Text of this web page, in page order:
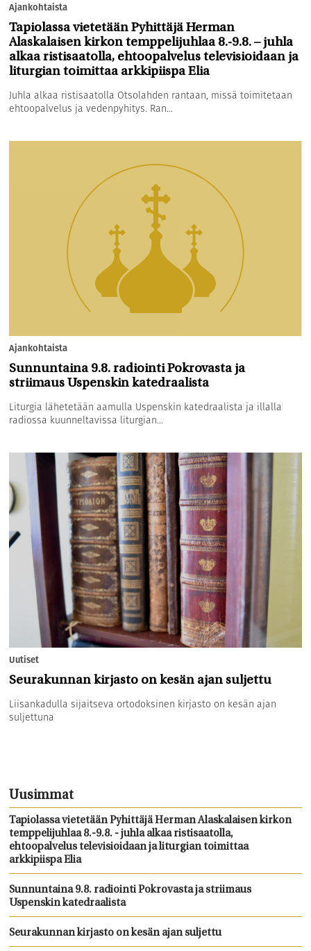
Ajankohtaista
Tapiolassa vietetään Pyhittäjä Herman
Alaskalaisen kirkon temppelijuhlaa 8.-9.8. – juhla
alkaa ristisaatolla, ehtoopalvelus televisioidaan ja
liturgian toimittaa arkkipiispa Elia
Juhla alkaa ristisaatolla Otsolahden rantaan, missä toimitetaan
ehtoopalvelus ja vedenpyhitys. Ran...
Ajankohtaista
Sunnuntaina 9.8. radiointi Pokrovasta ja
striimaus Uspenskin katedraalista
Liturgia lähetetään aamulla Uspenskin katedraalista ja illalla
radiossa kuunneltavissa liturgian...
Uutiset
Seurakunnan kirjasto on kesän ajan suljettu
Liisankadulla sijaitseva ortodoksinen kirjasto on kesän ajan
suljettuna
Uusimmat
Tapiolassa vietetään Pyhittäjä Herman Alaskalaisen kirkon
temppelijuhlaa 8.-9.8. - juhla alkaa ristisaatolla,
ehtoopalvelus televisioidaan ja liturgian toimittaa
arkkipiispa Elia
Sunnuntaina 9.8. radiointi Pokrovasta ja striimaus
Uspenskin katedraalista
Seurakunnan kirjasto on kesän ajan suljettu